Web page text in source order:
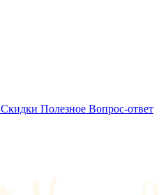
Скидки Полезное Вопрос-ответ